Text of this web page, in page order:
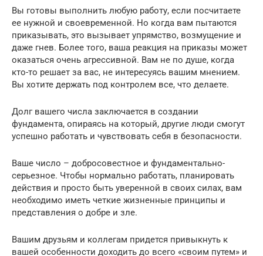
Вы готовы выполнить любую работу, если посчитаете
ее нужной и своевременной. Но когда вам пытаются
приказывать, это вызывает упрямство, возмущение и
даже гнев. Более того, ваша реакция на приказы может
оказаться очень агрессивной. Вам не по душе, когда
кто-то решает за вас, не интересуясь вашим мнением.
Вы хотите держать под контролем все, что делаете.
Долг вашего числа заключается в создании
фундамента, опираясь на который, другие люди смогут
успешно работать и чувствовать себя в безопасности.
Ваше число – добросовестное и фундаментально-
серьезное. Чтобы нормально работать, планировать
действия и просто быть уверенной в своих силах, вам
необходимо иметь четкие жизненные принципы и
представления о добре и зле.
Вашим друзьям и коллегам придется привыкнуть к
вашей особенности доходить до всего «своим путем» и